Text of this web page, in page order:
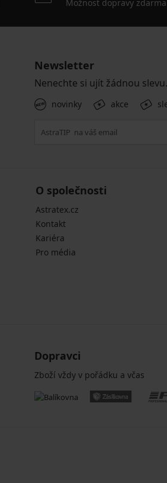
Možnost dopravy zdarma
Newsletter
Nenechte si ujít žádnou slevu.
novinky akce
O společnosti
Astratex.cz
Kontakt
Kariéra
Pro média
Dopravci
Zboží vždy v pořádku a včas